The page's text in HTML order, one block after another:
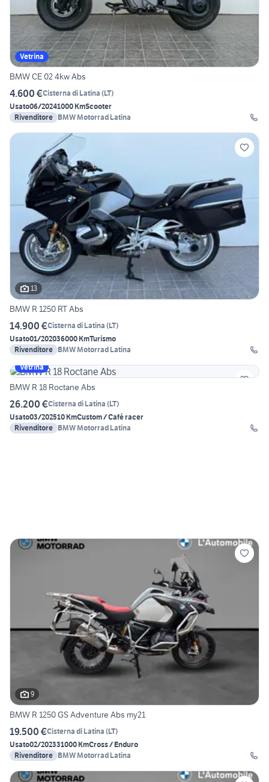
Vetrina
BMW CE 02 4kw Abs
4.600 €Cisterna di Latina (LT)
Usato06/20241000 KmScooter
Rivenditore BMW Motorrad Latina
13
BMW R 1250 RT Abs
14.900 €Cisterna di Latina (LT)
Usato01/202036000 KmTurismo
Rivenditore BMW Motorrad Latina
Vetrina
BMW R 18 Roctane Abs
26.200 €Cisterna di Latina (LT)
Usato03/202510 KmCustom / Café racer
Rivenditore BMW Motorrad Latina
9
BMW R 1250 GS Adventure Abs my21
19.500 €Cisterna di Latina (LT)
Usato02/202331000 KmCross / Enduro
Rivenditore BMW Motorrad Latina